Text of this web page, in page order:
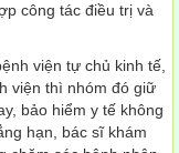
công tác điều trị và
viện tự chủ kinh tế,
viện thì nhóm đó giữ
bảo hiểm y tế không
hạn, bác sĩ khám